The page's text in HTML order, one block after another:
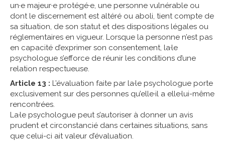
un·e majeur·e protégé·e, une personne vulnérable ou
dont le discernement est altéré ou aboli, tient compte de
sa situation, de son statut et des dispositions légales ou
réglementaires en vigueur. Lorsque la personne n’est pas
en capacité d’exprimer son consentement, la·le
psychologue s’efforce de réunir les conditions d’une
relation respectueuse.
Article 13 : L’évaluation faite par la·le psychologue porte
exclusivement sur des personnes qu’elle·il a elle·lui-même
rencontrées.
La·le psychologue peut s’autoriser à donner un avis
prudent et circonstancié dans certaines situations, sans
que celui-ci ait valeur d’évaluation.